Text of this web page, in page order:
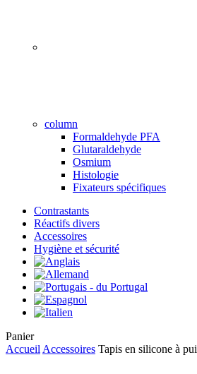
column
Formaldehyde PFA
Glutaraldehyde
Osmium
Histologie
Fixateurs spécifiques
Contrastants
Réactifs divers
Accessoires
Hygiène et sécurité
PanierClose
Cart
Accueil Accessoires Tapis en silicone à